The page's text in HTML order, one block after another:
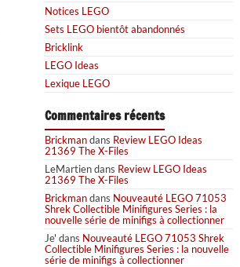
Notices LEGO
Sets LEGO bientôt abandonnés
Bricklink
LEGO Ideas
Lexique LEGO
Commentaires récents
Brickmandans Review LEGO Ideas
21369 The X-Files
LeMartiendans Review LEGO Ideas
21369 The X-Files
Brickmandans Nouveauté LEGO 71053
Shrek Collectible Minifigures Series : la
nouvelle série de minifigs à collectionner
Je' dans Nouveauté LEGO 71053 Shrek
Collectible Minifigures Series : la nouvelle
série de minifigs à collectionner